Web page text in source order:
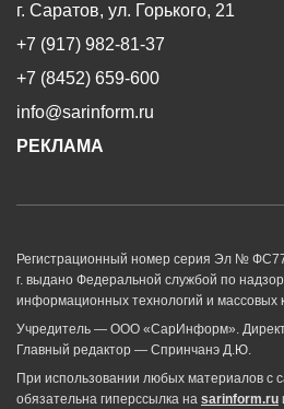
г. Саратов, ул. Горького, 21
+7 (917) 982-81-37
+7 (8452) 659-600
info@sarinform.ru
РЕКЛАМА
Регистрационный номер серия Эл №
г. выдано Федеральной службой по
информационных технологий и массовых
Учредитель — ООО «СарИнформ».
Главный редактор — Спринчанэ Д.Ю.
При использовании любых материалов с
обязательна гиперссылка на sarinform.ru